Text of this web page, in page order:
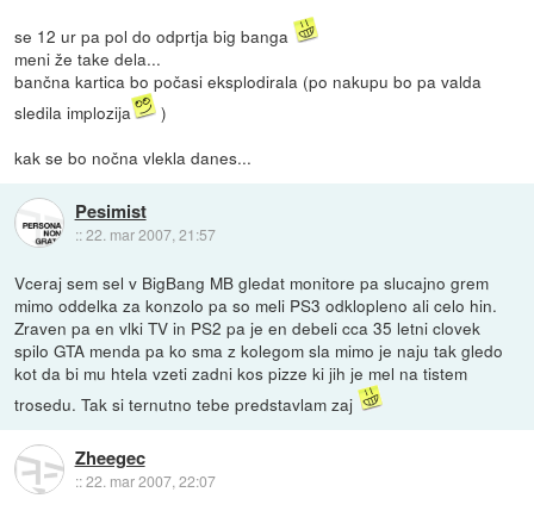
se 12 ur pa pol do odprtja big banga
meni že take dela...
bančna kartica bo počasi eksplodirala (po nakupu bo pa valda
sledila implozija
)
kak se bo nočna vlekla danes...
Pesimist
::22. mar 2007, 21:57
Vceraj sem sel v BigBang MB gledat monitore pa slucajno grem
mimo oddelka za konzolo pa so meli PS3 odklopleno ali celo hin.
Zraven pa en vlki TV in PS2 pa je en debeli cca 35 letni clovek
spilo GTA menda pa ko sma z kolegom sla mimo je naju tak gledo
kot da bi mu htela vzeti zadni kos pizze ki jih je mel na tistem
trosedu. Tak si ternutno tebe predstavlam zaj
Zheegec
::22. mar 2007, 22:07